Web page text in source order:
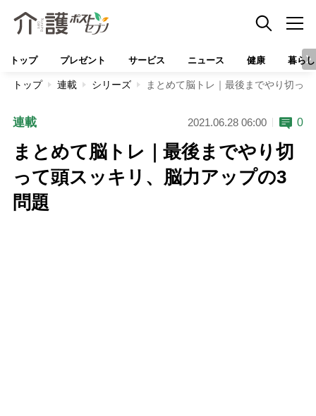
トップ プレゼント サービス ニュース 健康 暮らし
トップ 連載 シリーズ まとめて脳トレ｜最後までやり切っ
連載 2021.06.28 06:00 0
まとめて脳トレ｜最後までやり切
って頭スッキリ、脳力アップの3
問題